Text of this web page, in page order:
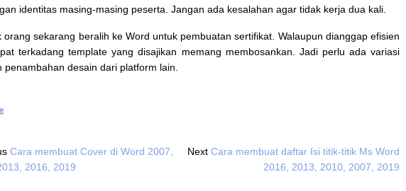
identitas masing-masing peserta. Jangan ada kesalahan agar tidak kerja dua kali.
orang sekarang beralih ke Word untuk pembuatan sertifikat. Walaupun dianggap efisien
terkadang template yang disajikan memang membosankan. Jadi perlu ada variasi
penambahan desain dari platform lain.
Cara membuat Cover di Word 2007,
2016, 2019
Next Cara membuat daftar Isi titik-titik Ms Word
2016, 2013, 2010, 2007, 2019